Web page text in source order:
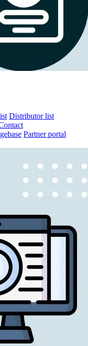
Distributor list
Partner portal